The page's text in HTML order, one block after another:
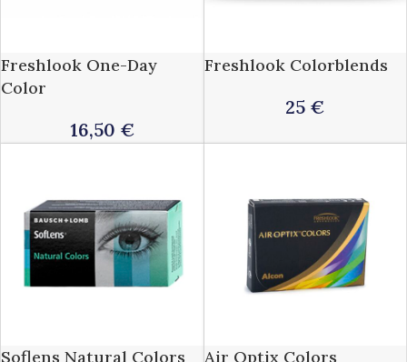
Freshlook One-Day
Color
16,50 €
Freshlook Colorblends
25 €
Soflens Natural Colors Air Optix Colors